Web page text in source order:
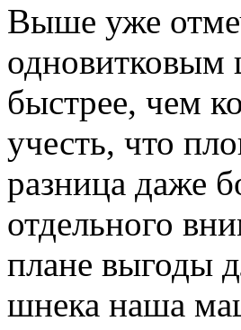
Выше уже
одновитковым
быстрее, чем
учесть, что
разница даже
отдельного
плане выгоды
шнека наша